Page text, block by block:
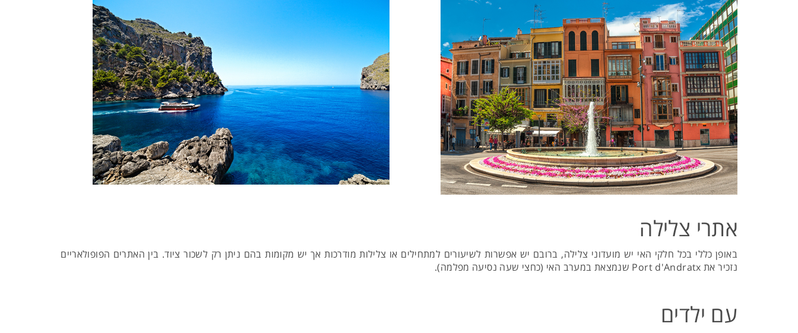
אתרי צלילה
באופן כללי בכל חלקי האי יש מועדוני צלילה, ברובם יש אפשרות לשיעורים למתחילים או צלילות מודרכות אך יש מקומות בהם ניתן רק לשכור ציוד. בין האתרים הפופולאריים
נזכיר את Port d'Andratx שנמצאת במערב האי (כחצי שעה נסיעה מפלמה).
עם ילדים